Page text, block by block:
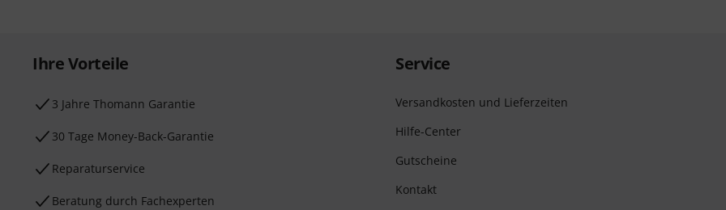
Ihre Vorteile
3 Jahre Thomann Garantie
30 Tage Money-Back-Garantie
Reparaturservice
Beratung durch Fachexperten
Service
Versandkosten und Lieferzeiten
Hilfe-Center
Gutscheine
Kontakt